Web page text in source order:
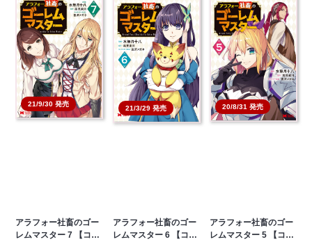
21/9/30 発売
アラフォー社畜のゴー
レムマスター 7 【コ…
21/3/29 発売
アラフォー社畜のゴー
レムマスター 6 【コ…
20/8/31 発売
アラフォー社畜のゴー
レムマスター 5 【コ…